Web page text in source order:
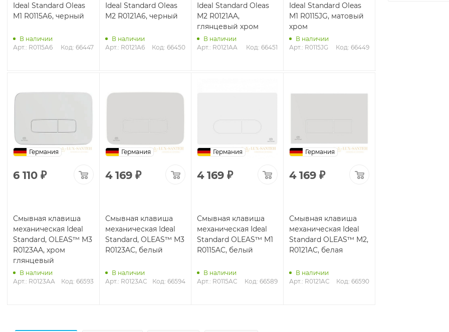
Ideal Standard Oleas
M1 R0115A6, черный
В наличии
Арт.: R0115A6
Код: 66447
Ideal Standard Oleas
M2 R0121A6, черный
В наличии
Арт.: R0121A6
Код: 66450
Ideal Standard Oleas
M2 R0121AA,
глянцевый хром
В наличии
Арт.: R0121AA
Код: 66451
Ideal Standard Oleas
M1 R0115JG, матовый
хром
В наличии
Арт.: R0115JG
Код: 66449
Германия
6 110 ₽
Смывная клавиша
механическая Ideal
Standard, OLEAS™ M3
R0123AA, хром
глянцевый
В наличии
Арт.: R0123AA
Код: 66593
Германия
4 169₽
Смывная клавиша
механическая Ideal
Standard, OLEAS™ M3
R0123AC, белый
В наличии
Арт.: R0123AC
Код: 66594
Германия
4 169 ₽
Смывная клавиша
механическая Ideal
Standard OLEAS™ M1
R0115AC, белый
В наличии
Арт.: R0115AC
Код: 66589
Германия
4 169₽
Смывная клавиша
механическая Ideal
Standard OLEAS™ M2,
R0121AC, белая
В наличии
Арт.: R0121AC
Код: 66590